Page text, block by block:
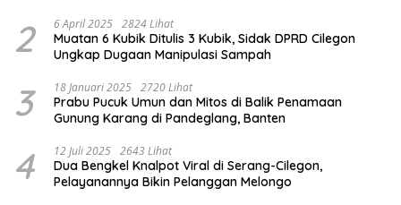
2 6 April 2025 2824 Lihat
Muatan 6 Kubik Ditulis 3 Kubik, Sidak DPRD Cilegon
Ungkap Dugaan Manipulasi Sampah
3 18 Januari 2025 2720 Lihat
Prabu Pucuk Umun dan Mitos di Balik Penamaan
Gunung Karang di Pandeglang, Banten
4 12 Juli 2025 2643 Lihat
Dua Bengkel Knalpot Viral di Serang-Cilegon,
Pelayanannya Bikin Pelanggan Melongo